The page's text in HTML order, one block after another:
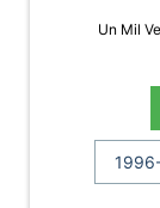
Un Mil